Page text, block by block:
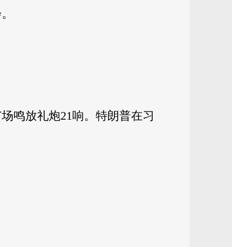
鸣放礼炮21响。特朗普在习